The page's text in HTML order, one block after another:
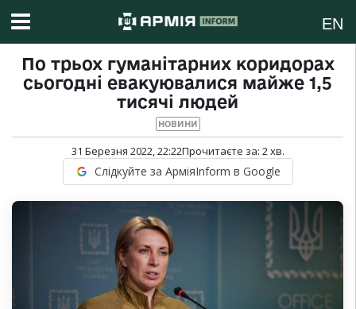
EN
По трьох гуманітарних коридорах
сьогодні евакуювалися майже 1,5
тисячі людей
НОВИНИ
31 Березня 2022, 22:22Прочитаєте за: 2хв.
Слідкуйте за АрміяInform в Google